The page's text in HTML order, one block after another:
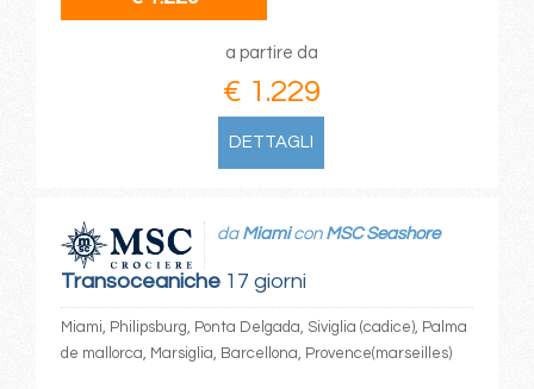
a partire da
€ 1.229
DETTAGLI
Transoceaniche17 giorni
da Miamicon MSC Seashore
Miami, Philipsburg, Ponta Delgada, Siviglia (cadice), Palma
de mallorca, Marsiglia, Barcellona, Provence(marseilles)